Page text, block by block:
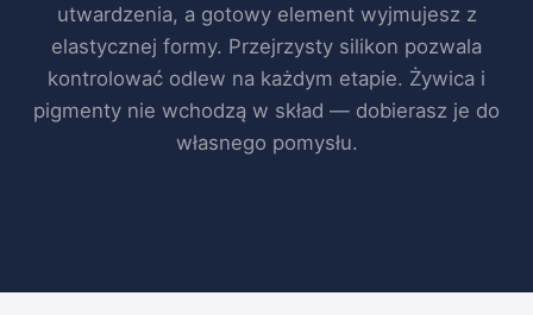
utwardzenia, a gotowy element wyjmujesz z
elastycznej formy. Przejrzysty silikon pozwala
kontrolować odlew na każdym etapie. Żywica i
pigmenty nie wchodzą w skład — dobierasz je do
własnego pomysłu.